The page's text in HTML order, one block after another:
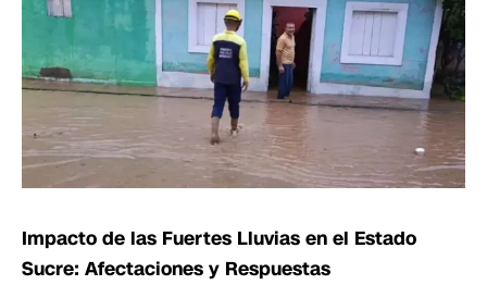
Impacto de las Fuertes Lluvias en el Estado
Sucre: Afectaciones y Respuestas